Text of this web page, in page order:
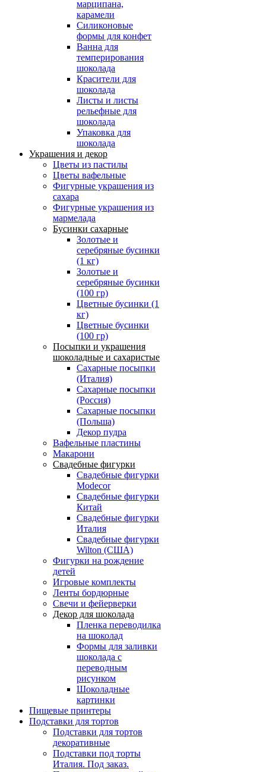
марципана,
карамели
Силиконовые
формы для конфет
Ванна для
темперирования
шоколада
Красители для
шоколада
Листы и листы
рельефные для
шоколада
Упаковка для
шоколада
Украшения и декор
Цветы из пастилы
Цветы вафельные
Фигурные украшения из
сахара
Фигурные украшения из
мармелада
Бусинки сахарные
Золотые и
серебряные бусинки
(1 кг)
Золотые и
серебряные бусинки
(100 гр)
Цветные бусинки (1
кг)
Цветные бусинки
(100 гр)
Посыпки и украшения
шоколадные и сахаристые
Сахарные посыпки
(Италия)
Сахарные посыпки
(Россия)
Сахарные посыпки
(Польша)
Декор пудра
Вафельные пластины
Макарони
Свадебные фигурки
Свадебные фигурки
Modecor
Свадебные фигурки
Китай
Свадебные фигурки
Италия
Свадебные фигурки
Wilton (США)
Фигурки на рождение
детей
Игровые комплекты
Ленты бордюрные
Свечи и фейерверки
Декор для шоколада
Пленка переводилка
на шоколад
Формы для заливки
шоколада с
переводным
рисунком
Шоколадные
картинки
Пищевые принтеры
Подставки для тортов
Подставки для тортов
декоративные
Подставки под торты
Италия. Под заказ.